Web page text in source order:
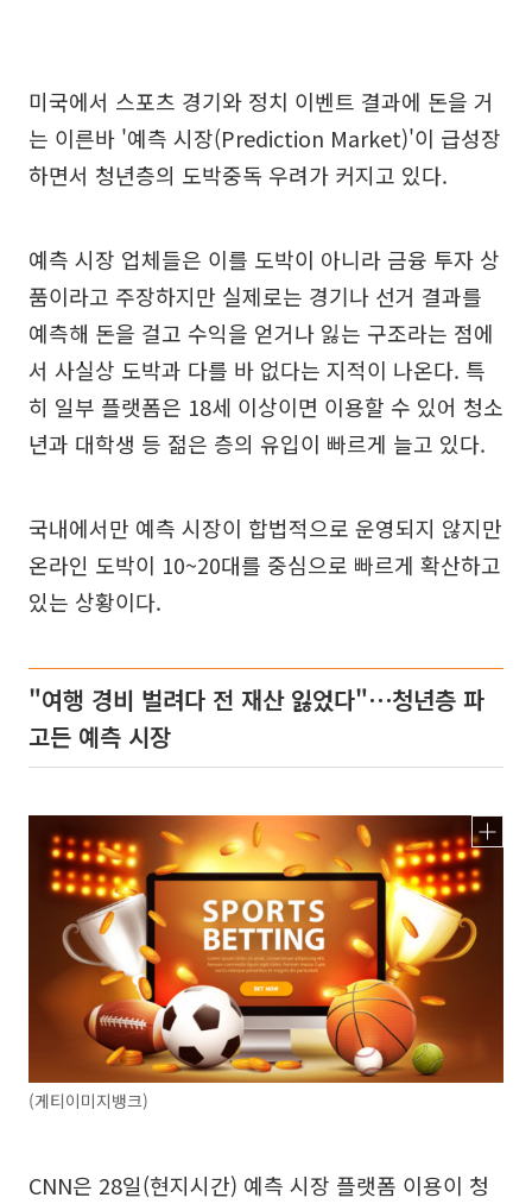
미국에서 스포츠 경기와 정치 이벤트 결과에 돈을 거
는 이른바 '예측 시장(Prediction Market)'이 급성장
하면서 청년층의 도박중독 우려가 커지고 있다.
예측 시장 업체들은 이를 도박이 아니라 금융 투자 상
품이라고 주장하지만 실제로는 경기나 선거 결과를
예측해 돈을 걸고 수익을 얻거나 잃는 구조라는 점에
서 사실상 도박과 다를 바 없다는 지적이 나온다. 특
히 일부 플랫폼은 18세 이상이면 이용할 수 있어 청소
년과 대학생 등 젊은 층의 유입이 빠르게 늘고 있다.
국내에서만 예측 시장이 합법적으로 운영되지 않지만
온라인 도박이 10~20대를 중심으로 빠르게 확산하고
있는 상황이다.
"여행 경비 벌려다 전 재산 잃었다"⋯청년층 파
고든 예측 시장
(게티이미지뱅크)
CNN은 28일(현지시간) 예측 시장 플랫폼 이용이 청